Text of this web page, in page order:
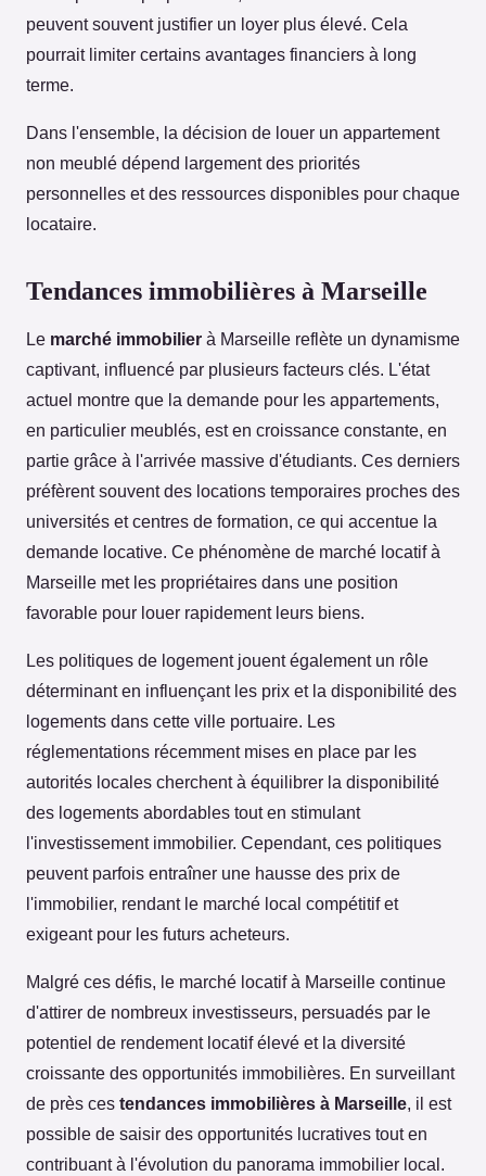
peuvent souvent justifier un loyer plus élevé. Cela
pourrait limiter certains avantages financiers à long
terme.
Dans l'ensemble, la décision de louer un appartement
non meublé dépend largement des priorités
personnelles et des ressources disponibles pour chaque
locataire.
Tendances immobilières à Marseille
Le marché immobilier à Marseille reflète un dynamisme
captivant, influencé par plusieurs facteurs clés. L'état
actuel montre que la demande pour les appartements,
en particulier meublés, est en croissance constante, en
partie grâce à l'arrivée massive d'étudiants. Ces derniers
préfèrent souvent des locations temporaires proches des
universités et centres de formation, ce qui accentue la
demande locative. Ce phénomène de marché locatif à
Marseille met les propriétaires dans une position
favorable pour louer rapidement leurs biens.
Les politiques de logement jouent également un rôle
déterminant en influençant les prix et la disponibilité des
logements dans cette ville portuaire. Les
réglementations récemment mises en place par les
autorités locales cherchent à équilibrer la disponibilité
des logements abordables tout en stimulant
l'investissement immobilier. Cependant, ces politiques
peuvent parfois entraîner une hausse des prix de
l'immobilier, rendant le marché local compétitif et
exigeant pour les futurs acheteurs.
Malgré ces défis, le marché locatif à Marseille continue
d'attirer de nombreux investisseurs, persuadés par le
potentiel de rendement locatif élevé et la diversité
croissante des opportunités immobilières. En surveillant
de près ces tendances immobilières à Marseille, il est
possible de saisir des opportunités lucratives tout en
contribuant à l'évolution du panorama immobilier local.